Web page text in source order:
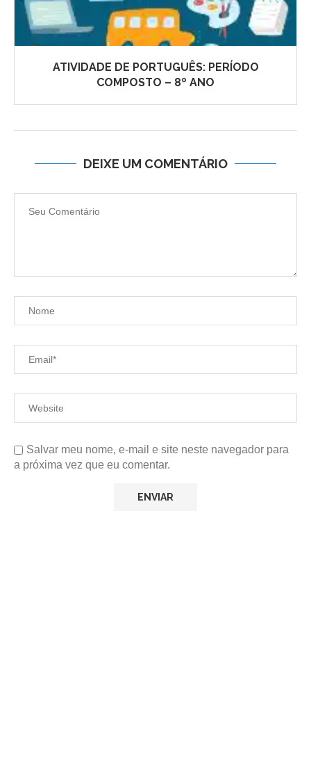
ATIVIDADE DE PORTUGUÊS: PERÍODO
COMPOSTO – 8º ANO
DEIXE UM COMENTÁRIO
Salvar meu nome, e-mail e site neste navegador para
a próxima vez que eu comentar.